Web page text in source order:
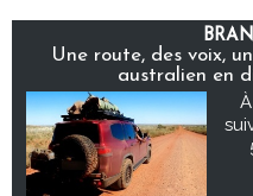
Une route, des voix,
australien en